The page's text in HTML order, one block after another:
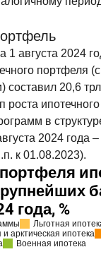
1 августа 2024
портфеля
составил 20,6
роста
в
2024 года
к 01.08.2023).